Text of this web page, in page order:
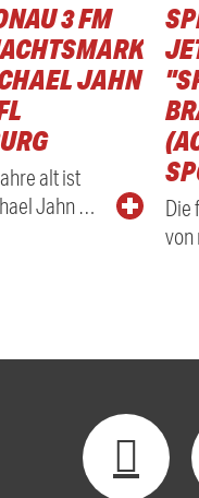
3 FM
JAHN
alt ist
Jahn …
Die